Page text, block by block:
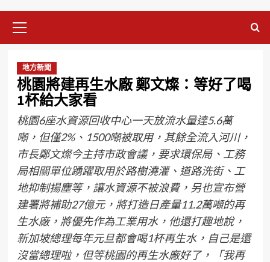
地方新聞
桃園將建再生水廠 鄭文燦：等好了喝
1杯給大家看
桃園6座水資源回收中心一天放流水量達5.6萬
噸，但僅2%、1500噸被取用，其餘全流入河川，
市長鄭文燦今主持市政會議，要求環保局、工務
局相關單位踴躍取用於路樹澆灌、道路洗街、工
地抑制揚塵等，讓水資源不被浪費，另也宣布營
建署將補助27億元，將打造日產量11.2萬噸的再
生水廠，將優先作為工業用水，他還打趣地說，
新加坡總理每年元旦都會喝1杯再生水，自己是還
沒當總理啦，但等桃園的再生水廠好了，「我再